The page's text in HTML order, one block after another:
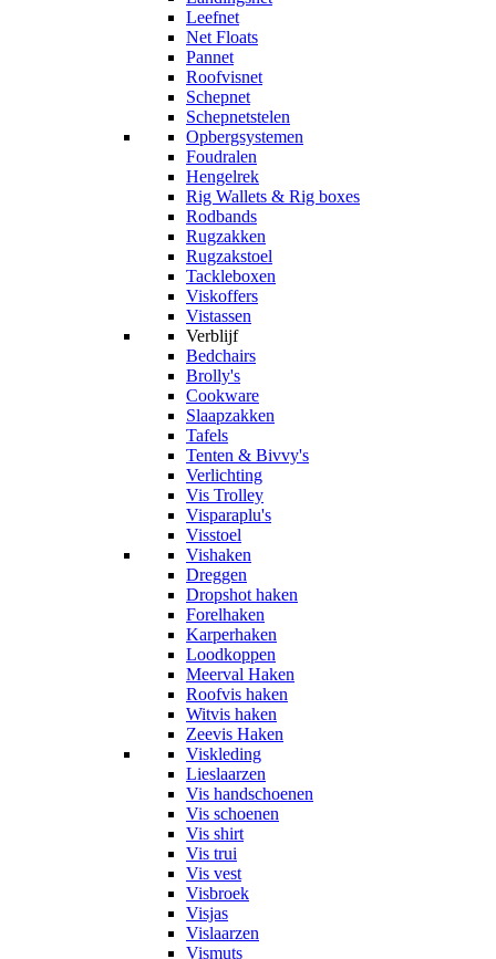
Leefnet
Net Floats
Pannet
Roofvisnet
Schepnet
Schepnetstelen
Opbergsystemen
Foudralen
Hengelrek
Rig Wallets & Rig boxes
Rodbands
Rugzakken
Rugzakstoel
Tackleboxen
Viskoffers
Vistassen
Verblijf
Bedchairs
Brolly's
Cookware
Slaapzakken
Tafels
Tenten & Bivvy's
Verlichting
Vis Trolley
Visparaplu's
Visstoel
Vishaken
Dreggen
Dropshot haken
Forelhaken
Karperhaken
Loodkoppen
Meerval Haken
Roofvis haken
Witvis haken
Zeevis Haken
Viskleding
Lieslaarzen
Vis handschoenen
Vis schoenen
Vis shirt
Vis trui
Vis vest
Visbroek
Visjas
Vislaarzen
Vismuts